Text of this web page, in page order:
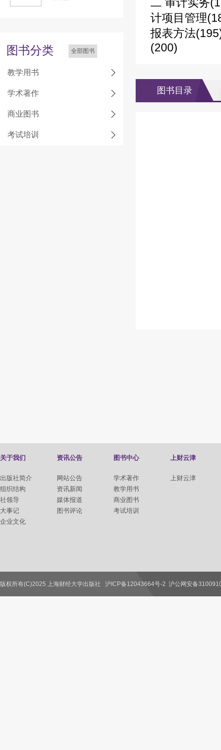
图书分类 全部图书
教学用书
学术著作
商业图书
考试培训
计项目管理
报表方法
(200)
图书目录
关于我们
出版社简介
组织结构
社领导
大事记
企业文化
资讯公告
网站公告
资讯新闻
媒体报道
图书评论
图书中心
学术著作
教学用书
商业图书
考试培训
上财云津
上财云津
联系我们
版权所有(C)2025 上海财经大学出版社 沪ICP备12043664号-2 沪公网安备